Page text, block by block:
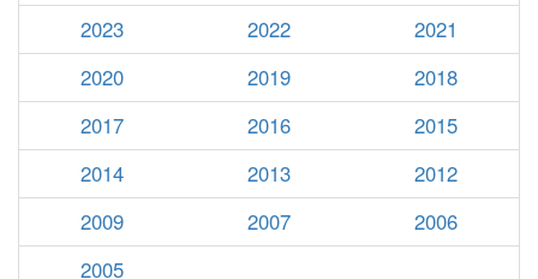
2023
2022
2021
2020
2019
2018
2017
2016
2015
2014
2013
2012
2009
2007
2006
2005